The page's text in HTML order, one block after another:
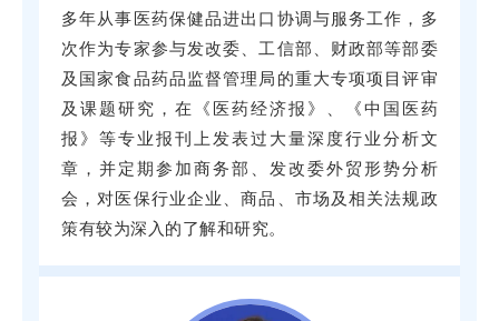
多年从事医药保健品进出口协调与服务工作，多
次作为专家参与发改委、工信部、财政部等部委
及国家食品药品监督管理局的重大专项项目评审
及课题研究，在《医药经济报》、《中国医药
报》等专业报刊上发表过大量深度行业分析文
章，并定期参加商务部、发改委外贸形势分析
会，对医保行业企业、商品、市场及相关法规政
策有较为深入的了解和研究。